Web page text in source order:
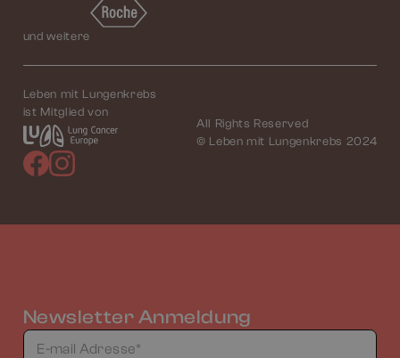
und weitere
Leben mit Lungenkrebs
ist Mitglied von
All Rights Reserved
© Leben mit Lungenkrebs 2024
Newsletter Anmeldung